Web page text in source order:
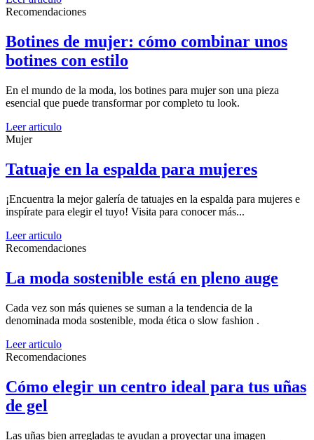
Recomendaciones
Botines de mujer: cómo combinar unos
botines con estilo
En el mundo de la moda, los botines para mujer son una pieza
esencial que puede transformar por completo tu look.
Leer articulo
Mujer
Tatuaje en la espalda para mujeres
¡Encuentra la mejor galería de tatuajes en la espalda para mujeres e
inspírate para elegir el tuyo! Visita para conocer más...
Leer articulo
Recomendaciones
La moda sostenible está en pleno auge
Cada vez son más quienes se suman a la tendencia de la
denominada moda sostenible, moda ética o slow fashion .
Leer articulo
Recomendaciones
Cómo elegir un centro ideal para tus uñas
de gel
Las uñas bien arregladas te ayudan a proyectar una imagen